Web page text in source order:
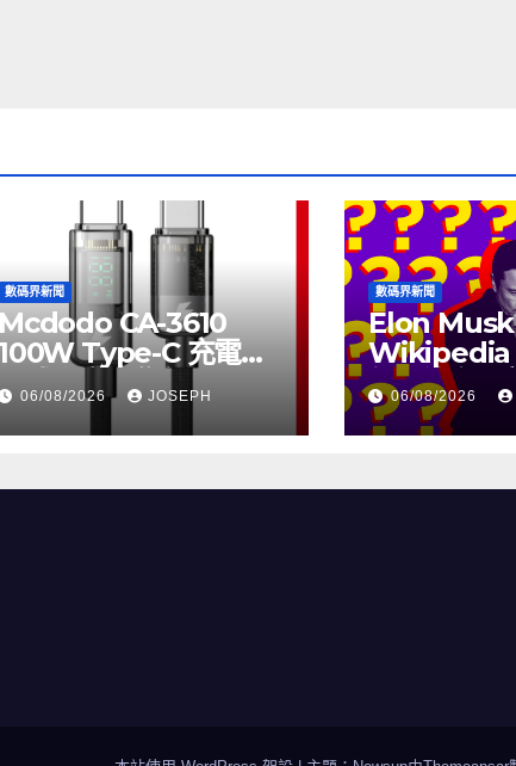
數碼界新聞
CA-3610
Type-C 充電線
正式上市，售價
HK$115
06/08/2026 JOSEPH
數碼界新聞
Elon Musk
Wikipedia
個月沒有更
06/08/2026